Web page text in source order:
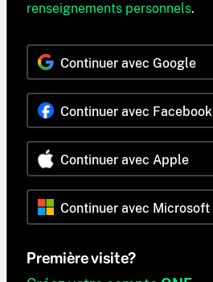
renseignements personnels.
Continuer avec Google
Continuer avec Facebook
Continuer avec Apple
Continuer avec Microsoft
Première visite?